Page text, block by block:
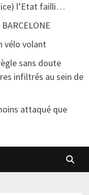
l’Etat failli…
vélo volant
sans doute
infiltrés au sein de
attaqué que